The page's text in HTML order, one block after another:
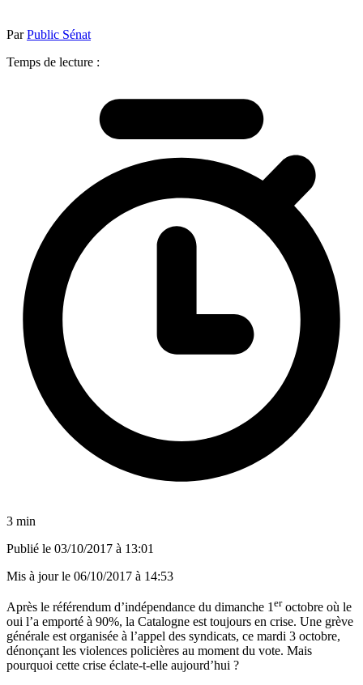
ParPublic Sénat
Temps de lecture :
3 min
Publié le 03/10/2017 à 13:01
Mis à jour le 06/10/2017 à 14:53
Après le référendum d’indépendance du dimanche 1 eroctobre où le
oui l’a emporté à 90%, la Catalogne est toujours en crise. Une grève
générale est organisée à l’appel des syndicats, ce mardi 3 octobre,
dénonçant les violences policières au moment du vote. Mais
pourquoi cette crise éclate-t-elle aujourd’hui ?